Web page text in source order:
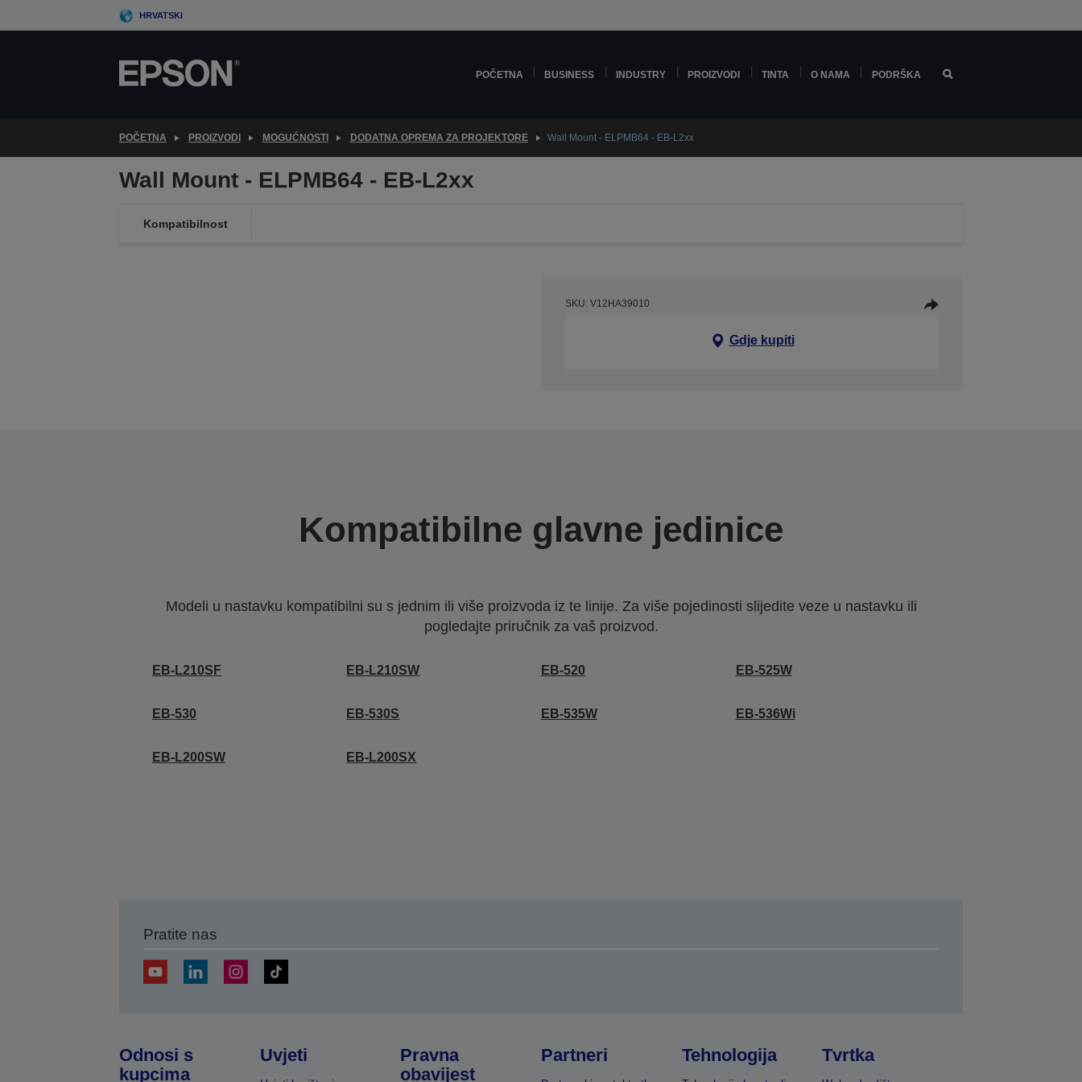
to
HRVATSKI
POČETNA BUSINESS INDUSTRY PROIZVODI TINTA O NAMA PODRŠKA
POČETNA PROIZVODI MOGUĆNOSTI DODATNA OPREMA ZA PROJEKTORE Wall Mount - ELPMB64 - EB-L2xx
Wall Mount - ELPMB64 - EB-L2xx
Kompatibilnost
SKU: V12HA39010
Gdje kupiti
Kompatibilne glavne jedinice
Modeli u nastavku kompatibilni su s jednim ili više proizvoda iz te linije. Za više pojedinosti slijedite veze u nastavku ili
pogledajte priručnik za vaš proizvod.
EB-L210SF EB-L210SW EB-520 EB-525W
EB-530 EB-530S EB-535W EB-536Wi
EB-L200SW EB-L200SX
Pratite nas
Odnosi s
kupcima
Uvjeti
Pravna
obavijest
Partneri Tehnologija Tvrtka